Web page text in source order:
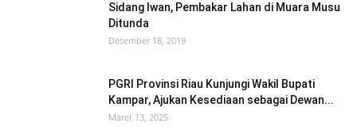
Sidang Iwan, Pembakar Lahan di Muara Musu
Ditunda
Desember 18, 2019
PGRI Provinsi Riau Kunjungi Wakil Bupati
Kampar, Ajukan Kesediaan sebagai Dewan...
Maret 13, 2025